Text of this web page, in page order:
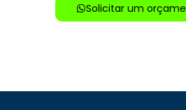
Solicitar um